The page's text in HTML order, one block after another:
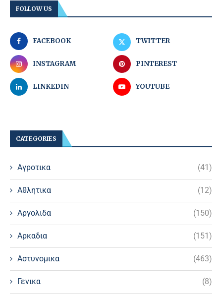
FOLLOW US
FACEBOOK TWITTER
INSTAGRAM PINTEREST
LINKEDIN YOUTUBE
CATEGORIES
Αγροτικα (41)
Αθλητικα (12)
Αργολιδα (150)
Αρκαδια (151)
Αστυνομικα (463)
Γενικα (8)